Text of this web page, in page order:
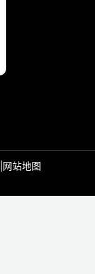
网站地图